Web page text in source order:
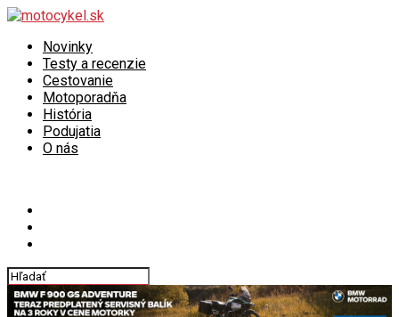
Novinky
Testy a recenzie
Cestovanie
Motoporadňa
História
Podujatia
O nás